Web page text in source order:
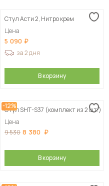
Стул Асти 2, Нитро крем
Цена
5 090
за 2 дня
В корзину
-12%
Стул SHT-S37 (комплект из 2 шт.)
Цена
9 530 8 380
В корзину